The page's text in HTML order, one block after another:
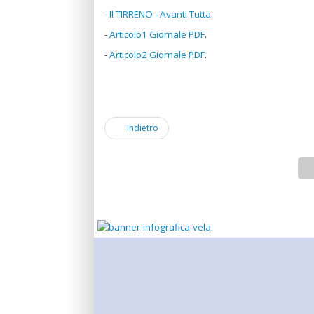
-Il TIRRENO - Avanti Tutta.
-Articolo1 Giornale PDF.
-Articolo2 Giornale PDF.
Indietro